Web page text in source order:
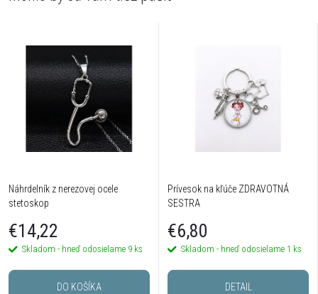
Náhrdelník z nerezovej ocele
stetoskop
€14,22
Skladom - hneď odosielame 9 ks
DO KOŠÍKA
Prívesok na kľúče ZDRAVOTNÁ
SESTRA
€6,80
Skladom - hneď odosielame 1 ks
DETAIL